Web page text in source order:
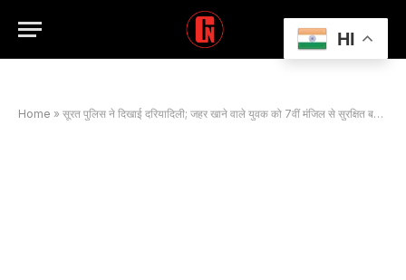
Home » सूरत पुलिस ने दिखाई दरियादिली; जहर खाने वाले युवक को 7वीं मंजिल से सुरक्षित बचाया
HI